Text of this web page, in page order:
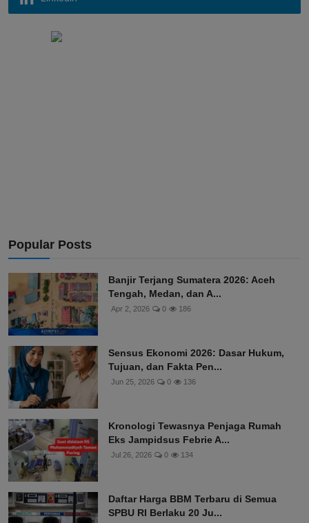
Popular Posts
Banjir Terjang Sumatera 2026: Aceh
Tengah, Medan, dan A...
Apr 2, 2026 0 186
Sensus Ekonomi 2026: Dasar Hukum,
Tujuan, dan Fakta Pen...
Jun 25, 2026 0 136
Kronologi Tewasnya Penjaga Rumah
Eks Jampidsus Febrie A...
Jul 26, 2026 0 134
Daftar Harga BBM Terbaru di Semua
SPBU RI Berlaku 20 Ju...